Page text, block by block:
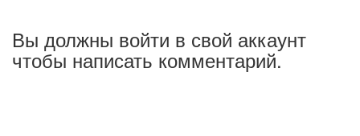
Вы должны войти в свой аккаунт
чтобы написать комментарий.